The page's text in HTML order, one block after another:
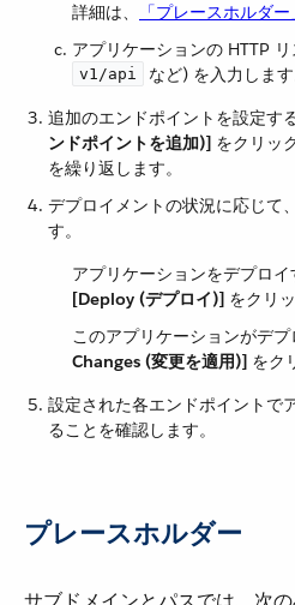
詳細は、​
「プレースホルダー
アプリケーションの HTTP
v1/api
など) を入力します
追加のエンドポイントを設定す
ンドポイントを追加)] をクリッ
を繰り返します。
デプロイメントの状況に応じて
す。
アプリケーションをデプロイ
[Deploy (デプロイ)] をクリ
このアプリケーションがデプ
Changes (変更を適用)] をク
設定された各エンドポイントで
ることを確認します。
プレースホルダー